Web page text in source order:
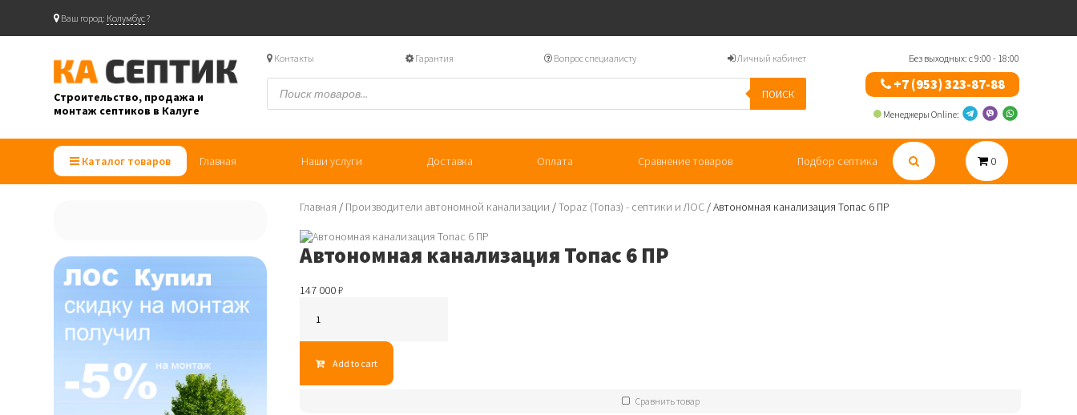
Ваш город: Колумбус?
Строительство, продажа и
монтаж септиков в Калуге
Контакты Гарантия Вопрос специалисту Личный кабинет
Поиск
товаров ПОИСК
Без выходных: с 9:00 - 18:00
+7 (953) 323-87-88
Менеджеры Online:
"Ка септик" — продажа, монтаж и строительство септиков в Калуге
Каталог товаров
Главная Наши услуги Доставка Оплата Сравнение товаров Подбор септика 0
Главная / Производители автономной канализации /Topaz (Топаз) - септики и ЛОС / Автономная канализация Топас 6 ПР
Автономная канализация Топас 6 ПР
147 000₽
канализация
6
quantity
Add to cart
Сравнить товар